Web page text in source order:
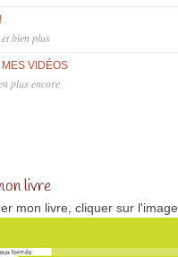
bien plus
VIDÉOS
plus encore
livre
mon livre, cliquer sur l'image.